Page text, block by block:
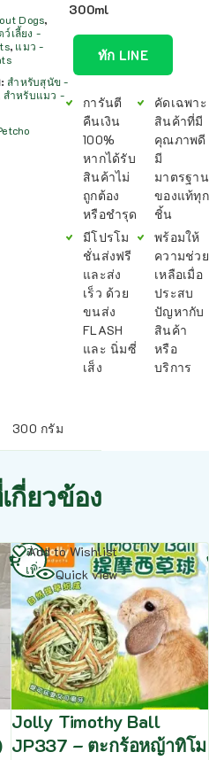
Dogs,
ว์เลี้ยง -
, แมว -
:สำหรับสุนัข -
สำหรับแมว -
300ml
ทัก LINE
การันตี
คืนเงิน
100%
หากได้รับ
สินค้าไม่
ถูกต้อง
หรือชำรุด
มีโปรโม
ชั่นส่งฟรี
และส่ง
เร็ว ด้วย
ขนส่ง
FLASH
และ นิ่มซี่
เส็ง
คัดเฉพาะ
สินค้าที่มี
คุณภาพดี
มี
มาตรฐาน
ของแท้ทุก
ชิ้น
พร้อมให้
ความช่วย
เหลือเมื่อ
ประสบ
ปัญหากับ
สินค้า
หรือ
บริการ
300 กรัม
กี่ยวข้อง
Add to Wishlist
Quick view
Jolly Timothy Ball
JP337 – ตะกร้อหญ้าทิโม
อ่าน
เพิ่ม